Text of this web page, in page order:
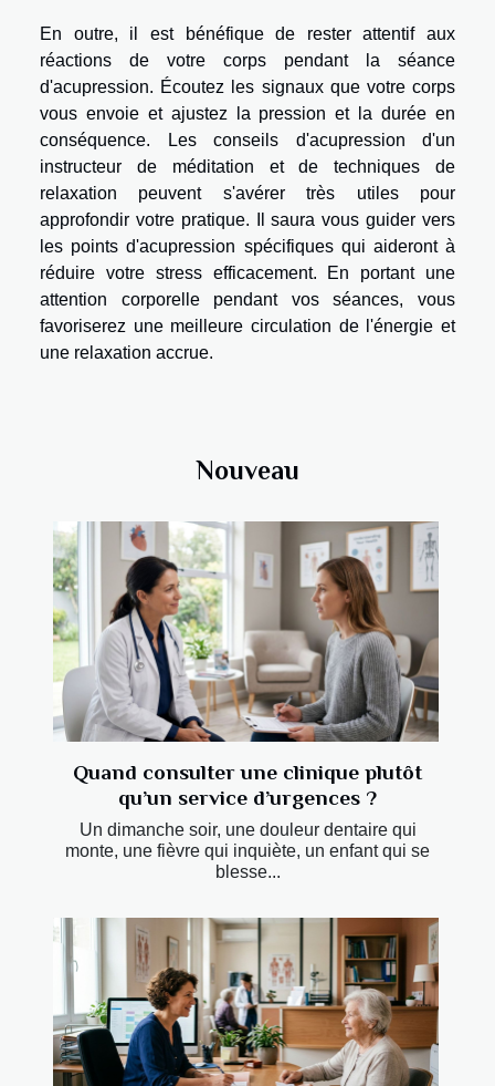
En outre, il est bénéfique de rester attentif aux
réactions de votre corps pendant la séance
d'acupression. Écoutez les signaux que votre corps
vous envoie et ajustez la pression et la durée en
conséquence. Les conseils d'acupression d'un
instructeur de méditation et de techniques de
relaxation peuvent s'avérer très utiles pour
approfondir votre pratique. Il saura vous guider vers
les points d'acupression spécifiques qui aideront à
réduire votre stress efficacement. En portant une
attention corporelle pendant vos séances, vous
favoriserez une meilleure circulation de l'énergie et
une relaxation accrue.
Nouveau
Quand consulter une clinique plutôt
qu’un service d’urgences ?
Un dimanche soir, une douleur dentaire qui
monte, une fièvre qui inquiète, un enfant qui se
blesse...